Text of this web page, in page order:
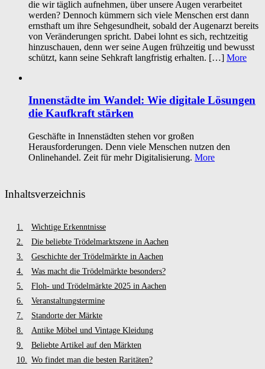
die wir täglich aufnehmen, über unsere Augen verarbeitet
werden? Dennoch kümmern sich viele Menschen erst dann
ernsthaft um ihre Sehgesundheit, sobald der Augenarzt bereits
von Veränderungen spricht. Dabei lohnt es sich, rechtzeitig
hinzuschauen, denn wer seine Augen frühzeitig und bewusst
schützt, kann seine Sehkraft langfristig erhalten. […] More
Innenstädte im Wandel: Wie digitale Lösungen
die Kaufkraft stärken
Geschäfte in Innenstädten stehen vor großen
Herausforderungen. Denn viele Menschen nutzen den
Onlinehandel. Zeit für mehr Digitalisierung. More
Inhaltsverzeichnis
Wichtige Erkenntnisse
Die beliebte Trödelmarktszene in Aachen
Geschichte der Trödelmärkte in Aachen
Was macht die Trödelmärkte besonders?
Floh- und Trödelmärkte 2025 in Aachen
Veranstaltungstermine
Standorte der Märkte
Antike Möbel und Vintage Kleidung
Beliebte Artikel auf den Märkten
Wo findet man die besten Raritäten?